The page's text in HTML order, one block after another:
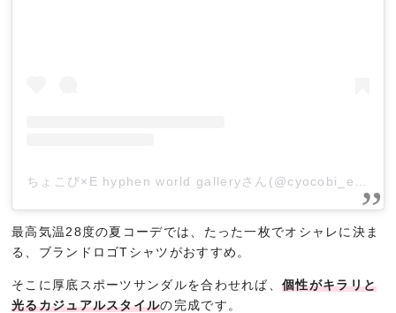
最高気温28度の夏コーデでは、たった一枚でオシャレに決ま
る、ブランドロゴTシャツがおすすめ。
そこに厚底スポーツサンダルを合わせれば、 個性がキラリと
光るカジュアルスタイルの完成です。